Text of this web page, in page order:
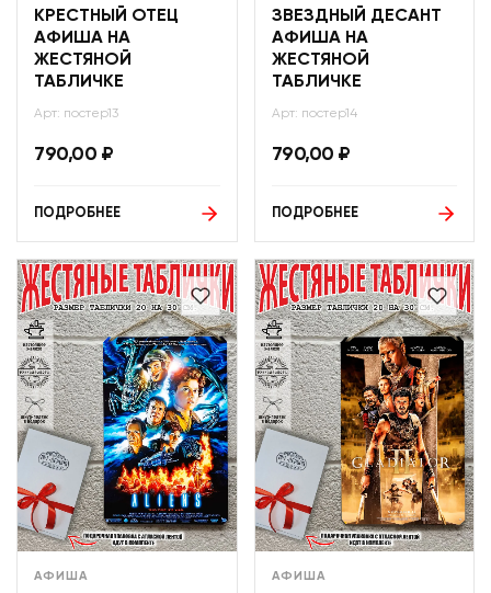
КРЕСТНЫЙ ОТЕЦ
АФИША НА
ЖЕСТЯНОЙ
ТАБЛИЧКЕ
Арт: постер13
790,00 ₽
ПОДРОБНЕЕ
ЗВЕЗДНЫЙ ДЕСАНТ
АФИША НА
ЖЕСТЯНОЙ
ТАБЛИЧКЕ
Арт: постер14
790,00 ₽
ПОДРОБНЕЕ
АФИША АФИША